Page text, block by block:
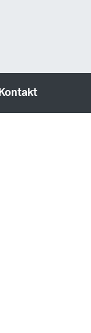
Kontakt